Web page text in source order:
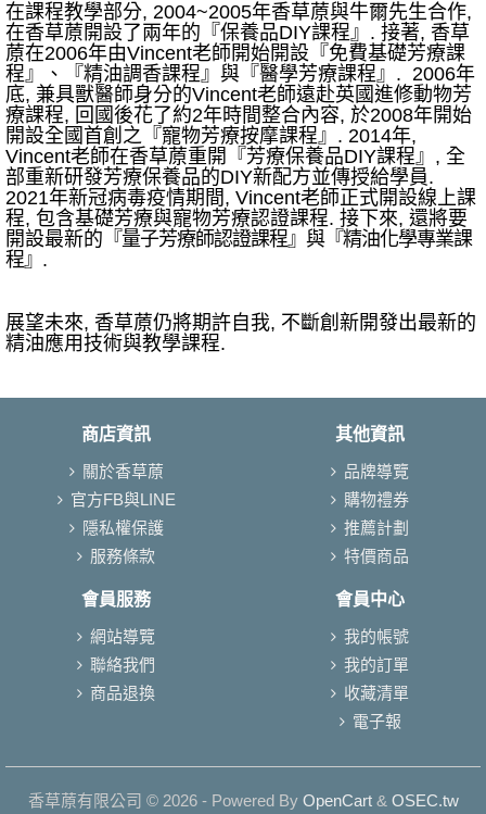
在課程教學部分, 2004~2005年香草蒝與牛爾先生合作,
在香草蒝開設了兩年的『保養品DIY課程』. 接著, 香草
蒝在2006年由Vincent老師開始開設『免費基礎芳療課
程』、『精油調香課程』與『醫學芳療課程』. 2006年
底, 兼具獸醫師身分的Vincent老師遠赴英國進修動物芳
療課程, 回國後花了約2年時間整合內容, 於2008年開始
開設全國首創之『寵物芳療按摩課程』. 2014年,
Vincent老師在香草蒝重開『芳療保養品DIY課程』, 全
部重新研發芳療保養品的DIY新配方並傳授給學員.
2021年新冠病毒疫情期間, Vincent老師正式開設線上課
程, 包含基礎芳療與寵物芳療認證課程. 接下來, 還將要
開設最新的 『量子芳療師認證課程』與『精油化學專業課
程』.
展望未來, 香草蒝仍將期許自我, 不斷創新開發出最新的
精油應用技術與教學課程.
商店資訊
關於香草蒝
官方FB與LINE
隱私權保護
服務條款
其他資訊
品牌導覽
購物禮券
推薦計劃
特價商品
會員服務
網站導覽
聯絡我們
商品退換
會員中心
我的帳號
我的訂單
收藏清單
電子報
香草蒝有限公司 © 2026 - Powered By OpenCart& OSEC.tw